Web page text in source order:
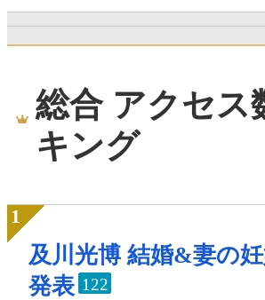
総合 アクセス
キング
及川光博 結婚&妻の
発表 122